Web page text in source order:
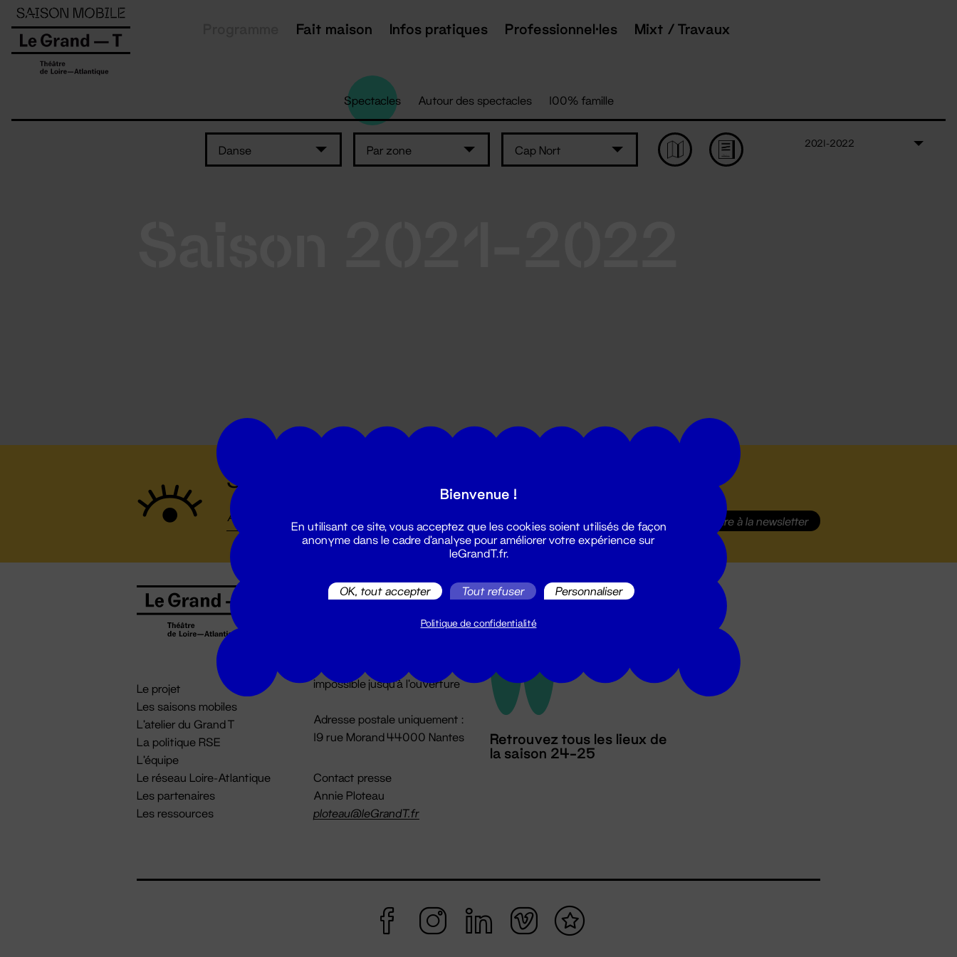
Fait maison Infos pratiques Professionnel·les Mixt / Travaux
Spectacles Autour des spectacles 100% famille
Danse Par zone Cap Nort
2021-2022
Suivez toutes les actualités du Grand T :
S'inscrire à la newsletter
Le projet
Les saisons mobiles
L'atelier du Grand T
La politique RSE
L'équipe
Le réseau Loire-Atlantique
Les partenaires
Les ressources
Billetterie
billetterie@leGrandT.fr
impossible jusqu'à l'ouverture
Adresse postale uniquement :
19 rue Morand 44000 Nantes
Contact presse
Annie Ploteau
ploteau@leGrandT.fr
Retrouvez tous les lieux de
la saison 24-25
Panneau de gestion des cookies
Bienvenue !
En utilisant ce site, vous acceptez que les cookies soient utilisés de façon
anonyme dans le cadre d'analyse pour améliorer votre expérience sur
leGrandT.fr.
OK, tout accepter Tout refuser Personnaliser
Politique de confidentialité